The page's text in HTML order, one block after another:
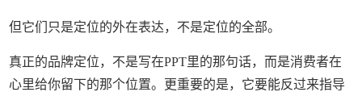
但它们只是定位的外在表达，不是定位的全部。
真正的品牌定位，不是写在PPT里的那句话，而是消费者在
心里给你留下的那个位置。更重要的是，它要能反过来指导